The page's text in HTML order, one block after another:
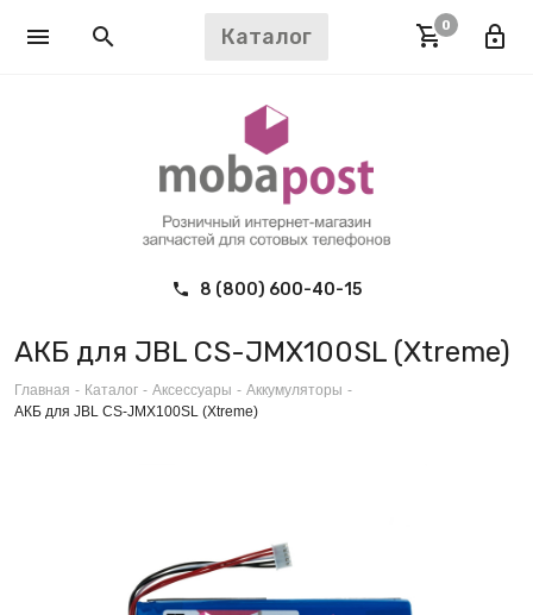
Каталог 0
8 (800) 600-40-15
АКБ для JBL CS-JMX100SL (Xtreme)
Главная - Каталог - Аксессуары - Аккумуляторы -
АКБ для JBL CS-JMX100SL (Xtreme)